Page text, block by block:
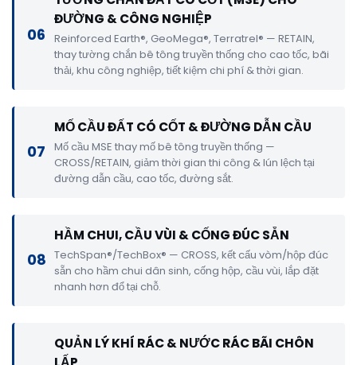
06
ĐƯỜNG & CÔNG NGHIỆP
Reinforced Earth®, GeoMega®, Terratrel® — RETAIN,
thay tường chắn bê tông truyền thống cho cao tốc, bãi
thải, khu công nghiệp, tiết kiệm chi phí & thời gian.
07
MỐ CẦU ĐẤT CÓ CỐT & ĐƯỜNG DẪN CẦU
Mố cầu MSE thay mố bê tông truyền thống —
CROSS/RETAIN, giảm thời gian thi công & lún lệch tại
đường dẫn cầu, cao tốc, đường sắt.
08
HẦM CHUI, CẦU VÙI & CỐNG ĐÚC SẴN
TechSpan®/TechBox® — CROSS, kết cấu vòm/hộp đúc
sẵn cho hầm chui dân sinh, cống hộp, cầu vùi, lắp đặt
nhanh hơn đổ tại chỗ.
QUẢN LÝ KHÍ RÁC & NƯỚC RÁC BÃI CHÔN